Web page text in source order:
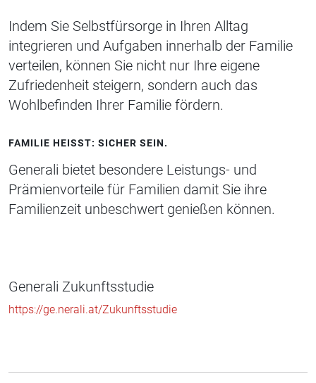
Indem Sie Selbstfürsorge in Ihren Alltag
integrieren und Aufgaben innerhalb der Familie
verteilen, können Sie nicht nur Ihre eigene
Zufriedenheit steigern, sondern auch das
Wohlbefinden Ihrer Familie fördern.
FAMILIE HEISST: SICHER SEIN.
Generali bietet besondere Leistungs- und
Prämienvorteile für Familien damit Sie ihre
Familienzeit unbeschwert genießen können.
Generali Zukunftsstudie
https://ge.nerali.at/Zukunftsstudie